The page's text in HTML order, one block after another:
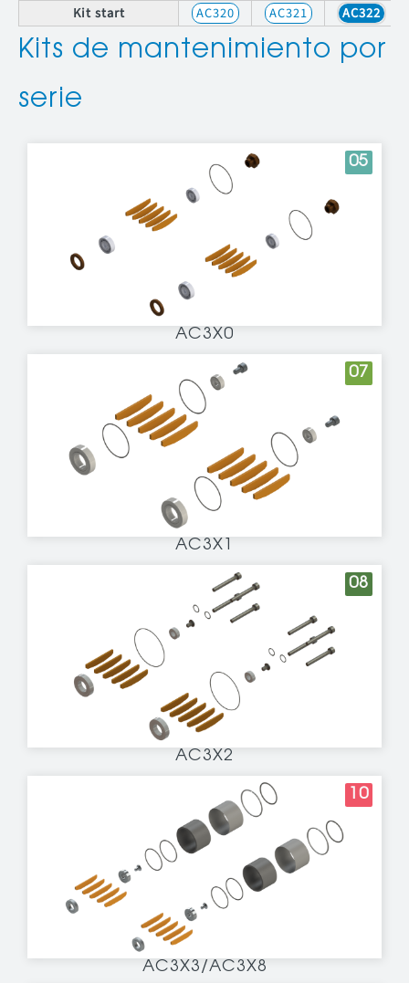
Kit start
AC320 AC321 AC322
Kits de mantenimiento por
serie
AC3X0
05
AC3X1
07
AC3X2
08
AC3X3/AC3X8
10